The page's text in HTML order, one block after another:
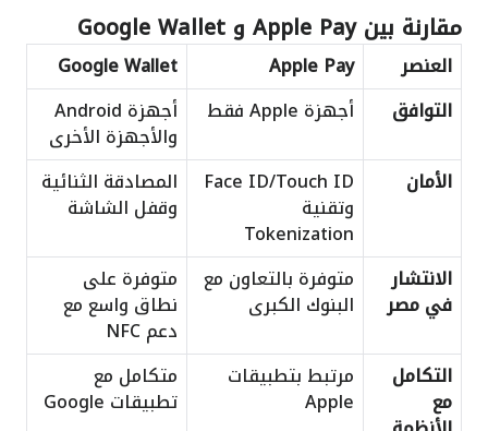
مقارنة بين Apple Pay و Google Wallet
العنصر Apple Pay
Google Wallet
التوافق
أجهزة Apple فقط أجهزة Android
والأجهزة الأخرى
الأمان
Face ID/Touch ID
وتقنية
Tokenization
المصادقة الثنائية
وقفل الشاشة
الانتشار
في مصر
متوفرة بالتعاون مع
البنوك الكبرى
متوفرة على
نطاق واسع مع
دعم NFC
التكامل
مع
مرتبط بتطبيقات
Apple
متكامل مع
تطبيقات Google